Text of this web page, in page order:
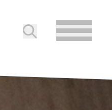
Soumettre la